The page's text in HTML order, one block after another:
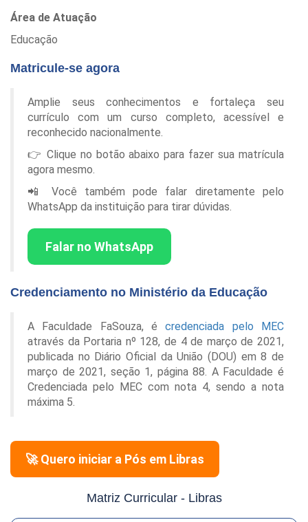
Área de Atuação
Educação
Matricule-se agora
Amplie seus conhecimentos e fortaleça seu
currículo com um curso completo, acessível e
reconhecido nacionalmente.
👉 Clique no botão abaixo para fazer sua matrícula
agora mesmo.
📲 Você também pode falar diretamente pelo
WhatsApp da instituição para tirar dúvidas.
Falar no WhatsApp
Credenciamento no Ministério da Educação
A Faculdade FaSouza, écredenciada pelo MEC
através da Portaria nº 128, de 4 de março de 2021,
publicada no Diário Oficial da União (DOU) em 8 de
março de 2021, seção 1, página 88. A Faculdade é
Credenciada pelo MEC com nota 4, sendo a nota
máxima 5.
🚀 Quero iniciar a Pós em Libras
Matriz Curricular - Libras